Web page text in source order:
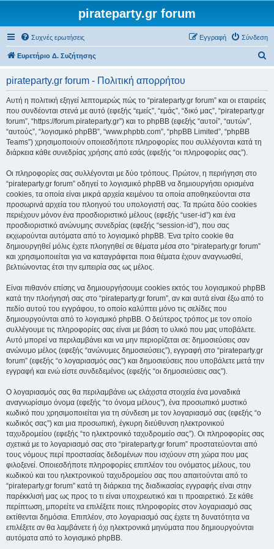
pirateparty.gr forum
Συχνές ερωτήσεις Σύνδεση
Εγγραφή
Ευρετήριο Δ. Συζήτησης
pirateparty.gr forum - Πολιτική απορρήτου
Αυτή η πολιτική εξηγεί λεπτομερώς πώς το “pirateparty.gr forum” και οι εταιρείες
που συνδέονται στενά με αυτό (εφεξής “εμείς”, “εμάς”, “δικό μας”, “pirateparty.gr
forum”, “https://forum.pirateparty.gr”) και το phpBB (εφεξής “αυτοί”, “αυτών”,
“αυτούς”, “λογισμικό phpBB”, “www.phpbb.com”, “phpBB Limited”, “phpBB
Teams”) χρησιμοποιούν οποιεσδήποτε πληροφορίες που συλλέγονται κατά τη
διάρκεια κάθε συνεδρίας χρήσης από εσάς (εφεξής “οι πληροφορίες σας”).
Οι πληροφορίες σας συλλέγονται με δύο τρόπους. Πρώτον, η περιήγηση στο
“pirateparty.gr forum” οδηγεί το λογισμικό phpBB να δημιουργήσει ορισμένα
cookies, τα οποία είναι μικρά αρχεία κειμένου τα οποία αποθηκεύονται στα
προσωρινά αρχεία του πλοηγού του υπολογιστή σας. Τα πρώτα δύο cookies
περιέχουν μόνον ένα προσδιοριστικό μέλους (εφεξής “user-id”) και ένα
προσδιοριστικό ανώνυμης συνεδρίας (εφεξής “session-id”), που σας
εκχωρούνται αυτόματα από το λογισμικό phpBB. Ένα τρίτο cookie θα
δημιουργηθεί μόλις έχετε πλοηγηθεί σε θέματα μέσα στο “pirateparty.gr forum”
και χρησιμοποιείται για να καταγράφεται ποια θέματα έχουν αναγνωσθεί,
βελτιώνοντας έτσι την εμπειρία σας ως μέλος.
Είναι πιθανόν επίσης να δημιουργήσουμε cookies εκτός του λογισμικού phpBB
κατά την πλοήγησή σας στο “pirateparty.gr forum”, αν και αυτά είναι έξω από το
πεδίο αυτού του εγγράφου, το οποίο καλύπτει μόνο τις σελίδες που
δημιουργούνται από το λογισμικό phpBB. Ο δεύτερος τρόπος με τον οποίο
συλλέγουμε τις πληροφορίες σας είναι με βάση το υλικό που μας υποβάλετε.
Αυτό μπορεί να περιλαμβάνει και να μην περιορίζεται σε: δημοσιεύσεις σαν
ανώνυμο μέλος (εφεξής “ανώνυμες δημοσιεύσεις”), εγγραφή στο “pirateparty.gr
forum” (εφεξής “ο λογαριασμός σας”) και δημοσιεύσεις που υποβάλετε μετά την
εγγραφή και ενώ είστε συνδεδεμένος (εφεξής “οι δημοσιεύσεις σας”).
Ο λογαριασμός σας θα περιλαμβάνει ως ελάχιστα στοιχεία ένα μοναδικά
αναγνωρίσιμο όνομα (εφεξής “το όνομα μέλους”), ένα προσωπικό μυστικό
κωδικό που χρησιμοποιείται για τη σύνδεση με τον λογαριασμό σας (εφεξής “ο
κωδικός σας”) και μια προσωπική, έγκυρη διεύθυνση ηλεκτρονικού
ταχυδρομείου (εφεξής “το ηλεκτρονικό ταχυδρομείο σας”). Οι πληροφορίες σας
σχετικά με το λογαριασμό σας στο “pirateparty.gr forum” προστατεύονται από
τους νόμους περί προστασίας δεδομένων που ισχύουν στη χώρα που μας
φιλοξενεί. Οποιεσδήποτε πληροφορίες επιπλέον του ονόματος μέλους, του
κωδικού και του ηλεκτρονικού ταχυδρομείου σας που απαιτούνται από το
“pirateparty.gr forum” κατά τη διάρκεια της διαδικασίας εγγραφής είναι στην
παρέκκλισή μας ως προς το τι είναι υποχρεωτικό και τι προαιρετικό. Σε κάθε
περίπτωση, μπορείτε να επιλέξετε ποιες πληροφορίες στον λογαριασμό σας
εκτίθενται δημόσια. Επιπλέον, στο λογαριασμό σας έχετε τη δυνατότητα να
επιλέξετε αν θα λαμβάνετε ή όχι ηλεκτρονικά μηνύματα που δημιουργούνται
αυτόματα από το λογισμικό phpBB.